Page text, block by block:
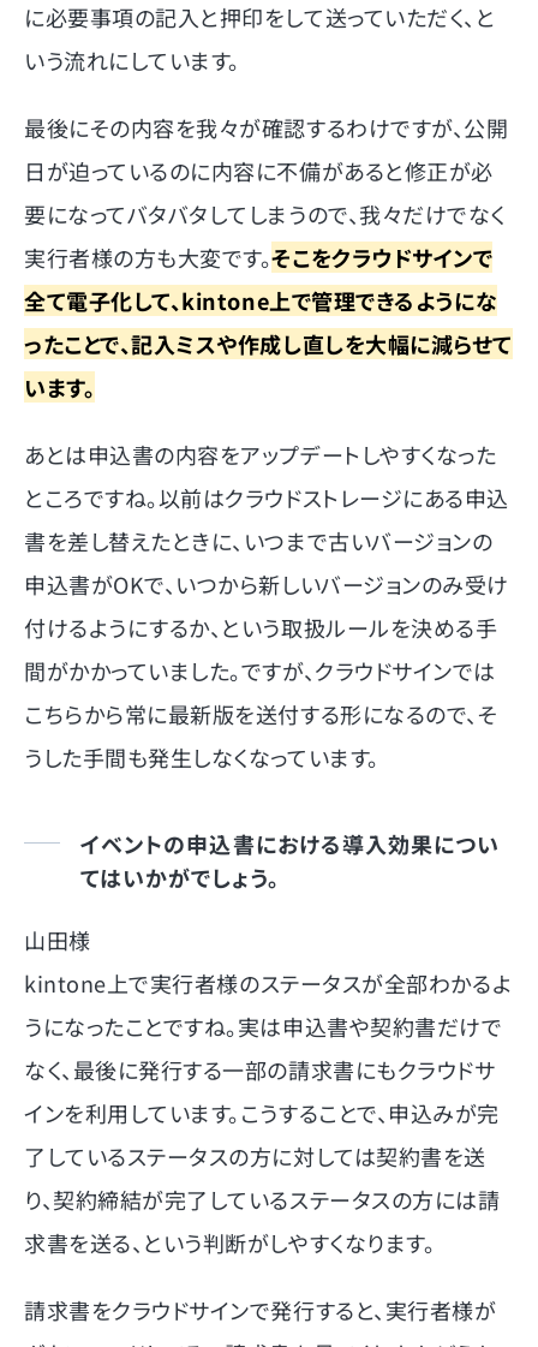
に必要事項の記入と押印をして送っていただく、と
いう流れにしています。
最後にその内容を我々が確認するわけですが、公開
日が迫っているのに内容に不備があると修正が必
要になってバタバタしてしまうので、我々だけでなく
実行者様の方も大変です。そこをクラウドサインで
全て電子化して、kintone上で管理できるようにな
ったことで、記入ミスや作成し直しを大幅に減らせて
います。
あとは申込書の内容をアップデートしやすくなった
ところですね。以前はクラウドストレージにある申込
書を差し替えたときに、いつまで古いバージョンの
申込書がOKで、いつから新しいバージョンのみ受け
付けるようにするか、という取扱ルールを決める手
間がかかっていました。ですが、クラウドサインでは
こちらから常に最新版を送付する形になるので、そ
うした手間も発生しなくなっています。
イベントの申込書における導入効果につい
てはいかがでしょう。
山田様
kintone上で実行者様のステータスが全部わかるよ
うになったことですね。実は申込書や契約書だけで
なく、最後に発行する一部の請求書にもクラウドサ
インを利用しています。こうすることで、申込みが完
了しているステータスの方に対しては契約書を送
り、契約締結が完了しているステータスの方には請
求書を送る、という判断がしやすくなります。
請求書をクラウドサインで発行すると、実行者様が